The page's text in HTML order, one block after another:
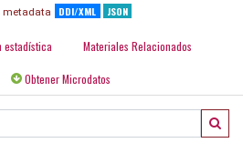
metadata DDI/XML JSON
estadística Materiales Relacionados
Obtener Microdatos